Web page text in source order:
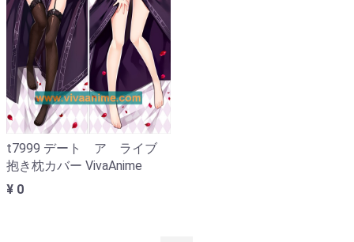
t7999 デート ア ライブ
抱き枕カバー VivaAnime
¥ 0